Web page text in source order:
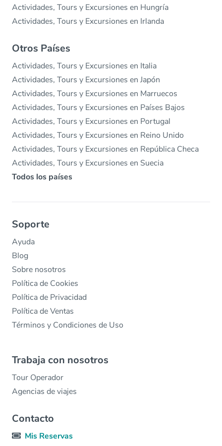
Actividades, Tours y Excursiones en Hungría
Actividades, Tours y Excursiones en Irlanda
Otros Países
Actividades, Tours y Excursiones en Italia
Actividades, Tours y Excursiones en Japón
Actividades, Tours y Excursiones en Marruecos
Actividades, Tours y Excursiones en Países Bajos
Actividades, Tours y Excursiones en Portugal
Actividades, Tours y Excursiones en Reino Unido
Actividades, Tours y Excursiones en República Checa
Actividades, Tours y Excursiones en Suecia
Todos los países
Soporte
Ayuda
Blog
Sobre nosotros
Política de Cookies
Política de Privacidad
Política de Ventas
Términos y Condiciones de Uso
Trabaja con nosotros
Tour Operador
Agencias de viajes
Contacto
Mis Reservas